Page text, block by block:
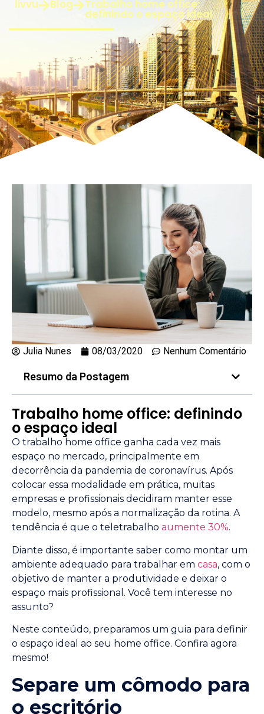
livvu Blog Trabalho home office:
definindo o espaço ideal
Julia Nunes 08/03/2020 Nenhum Comentário
Resumo da Postagem
Trabalho home office: definindo
o espaço ideal
O trabalho home office ganha cada vez mais
espaço no mercado, principalmente em
decorrência da pandemia de coronavírus. Após
colocar essa modalidade em prática, muitas
empresas e profissionais decidiram manter esse
modelo, mesmo após a normalização da rotina. A
tendência é que o teletrabalho aumente 30%.
Diante disso, é importante saber como montar um
ambiente adequado para trabalhar em casa, com o
objetivo de manter a produtividade e deixar o
espaço mais profissional. Você tem interesse no
assunto?
Neste conteúdo, preparamos um guia para definir
o espaço ideal ao seu home office. Confira agora
mesmo!
Separe um cômodo para
o escritório